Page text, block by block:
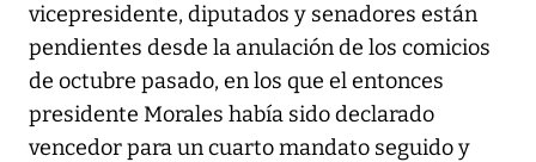
vicepresidente, diputados y senadores están
pendientes desde la anulación de los comicios
de octubre pasado, en los que el entonces
presidente Morales había sido declarado
vencedor para un cuarto mandato seguido y